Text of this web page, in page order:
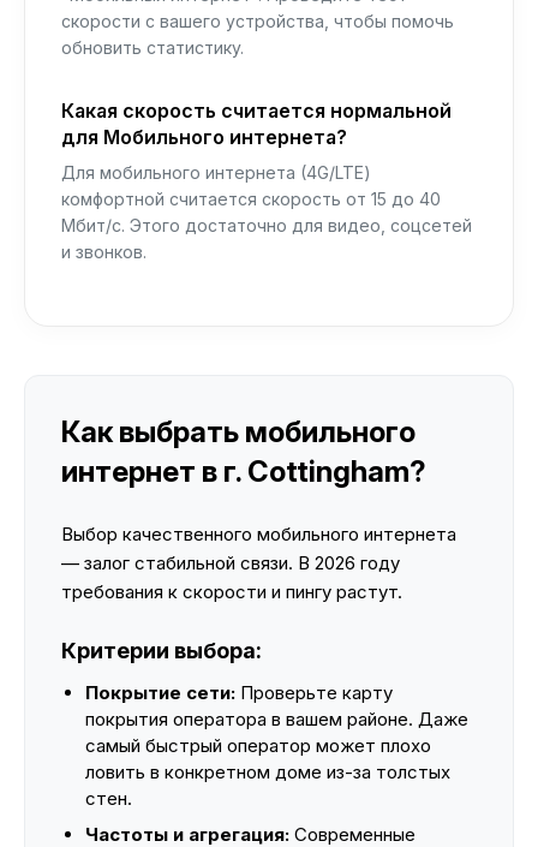
скорости с вашего устройства, чтобы помочь
обновить статистику.
Какая скорость считается нормальной
для Мобильного интернета?
Для мобильного интернета (4G/LTE)
комфортной считается скорость от 15 до 40
Мбит/с. Этого достаточно для видео, соцсетей
и звонков.
Как выбрать мобильного
интернет в г. Cottingham?
Выбор качественного мобильного интернета
— залог стабильной связи. В 2026 году
требования к скорости и пингу растут.
Критерии выбора:
Покрытие сети: Проверьте карту
покрытия оператора в вашем районе. Даже
самый быстрый оператор может плохо
ловить в конкретном доме из-за толстых
стен.
Частоты и агрегация: Современные